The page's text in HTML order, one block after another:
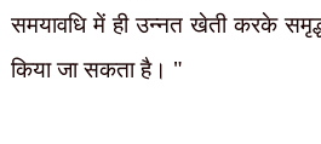
समयावधि में ही उन्नत खेती करके
किया जा सकता है। "